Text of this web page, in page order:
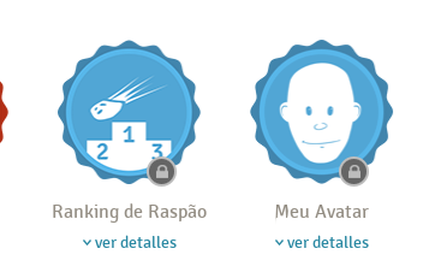
Ranking de Raspão
ver detalles
Meu Avatar
ver detalles